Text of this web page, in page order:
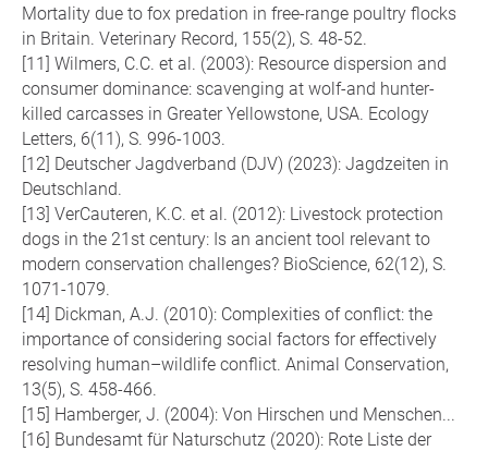
Mortality due to fox predation in free-range poultry flocks
in Britain. Veterinary Record, 155(2), S. 48-52.
Wilmers, C.C. et al. (2003): Resource dispersion and
consumer dominance: scavenging at wolf‐and hunter‐
killed carcasses in Greater Yellowstone, USA. Ecology
Letters, 6(11), S. 996-1003.
Deutscher Jagdverband (DJV) (2023): Jagdzeiten in
Deutschland.
VerCauteren, K.C. et al. (2012): Livestock protection
dogs in the 21st century: Is an ancient tool relevant to
modern conservation challenges? BioScience, 62(12), S.
1071-1079.
Dickman, A.J. (2010): Complexities of conflict: the
importance of considering social factors for effectively
resolving human–wildlife conflict. Animal Conservation,
13(5), S. 458-466.
Hamberger, J. (2004): Von Hirschen und Menschen...
Bundesamt für Naturschutz (2020): Rote Liste der